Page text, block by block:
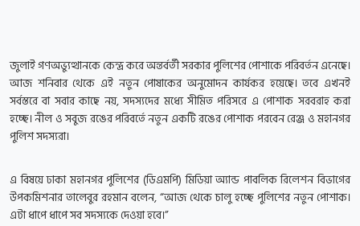
জুলাই গণঅভ্যুত্থানকে কেন্দ্র করে অন্তর্বর্তী সরকার পুলিশের পোশাকে পরিবর্তন এনেছে।
আজ শনিবার থেকে এই নতুন পোষাকের অনুমোদন কার্যকর হয়েছে। তবে এখনই
সর্বস্তরে বা সবার কাছে নয়, সদস্যদের মধ্যে সীমিত পরিসরে এ পোশাক সরবরাহ করা
হচ্ছে। নীল ও সবুজ রঙের পরিবর্তে নতুন একটি রঙের পোশাক পরবেন রেঞ্জ ও মহানগর
পুলিশ সদস্যরা।
এ বিষয়ে ঢাকা মহানগর পুলিশের (ডিএমপি) মিডিয়া অ্যান্ড পাবলিক রিলেশন বিভাগের
উপকমিশনার তালেবুর রহমান বলেন, “আজ থেকে চালু হচ্ছে পুলিশের নতুন পোশাক।
এটা ধাপে ধাপে সব সদস্যকে দেওয়া হবে।”